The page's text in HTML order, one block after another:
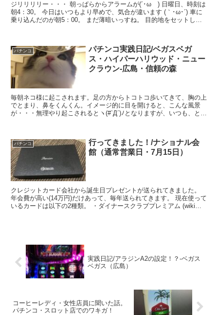
ジリリリリー・・・ 朝っぱらからアラームが(´･ωゞ) 日曜日、時刻は
朝4：30。 今日はいつもより早めで、気合が違います (｀･ω･´) 車に
乗り込んだのが朝5：00。 まだ薄暗いっすね。 目的地をセットし
パチンコ
パチンコ実践日記/ベガスベガ
ス・ハイパーハリウッド・ニュー
クラウン-広島・信頼の森
毎朝ネコ様に起こされます。足の方からトコトコ歩いてきて、胸の上
でとまり、鼻をくんくん。イメージ的に目を開けると、こんな風景
が・・・無理やり起こされるとヽ(#`Д´)ﾉとなりますが、いつも、とあ
パチンコ
行ってきました！/ナショナル会
館（通常営業日・7月15日）
クレジットカード会社から誕生日プレゼントが送られてきました。
年会費が高い(14万円)だけあって、毎年送られてきます。 現在使って
いるカードは以下の2種類。 ・ダイナースクラブプレミアム (wikiは
実践日記/アラジンA2の設定！？-ベガス
ベガス（広島）
コーヒーレディ・女性店員に聞いた話。
パチンコ・スロット店でのワキガ！